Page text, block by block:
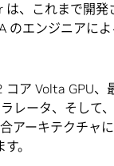
、これまで開
のエンジニアに
ア Volta GPU、
レータ、そして
アーキテクチャ
。